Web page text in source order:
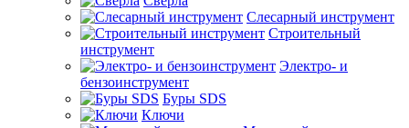
Слесарный инструмент
Строительный
инструмент
Электро- и
бензоинструмент
Буры SDS
Ключи